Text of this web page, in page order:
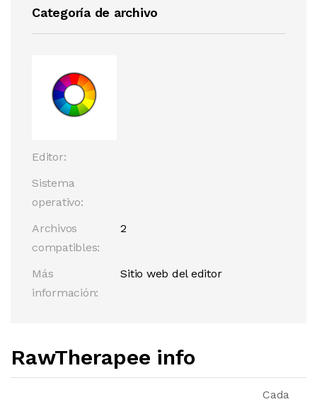
Categoría de archivo
Editor:
Sistema
operativo:
Archivos
compatibles:
2
Más
información:
Sitio web del editor
RawTherapee info
Cada